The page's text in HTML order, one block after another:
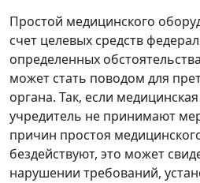
Простой медицинского
счет целевых средств
определенных
может стать поводом для
органа. Так, если
учредитель не принимают
причин простоя
бездействуют, это может
нарушении требований,